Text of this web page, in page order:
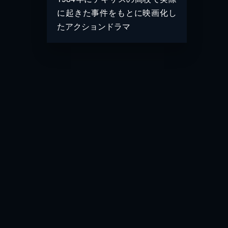
に起きた事件をもとに映画化し
たアクションドラマ